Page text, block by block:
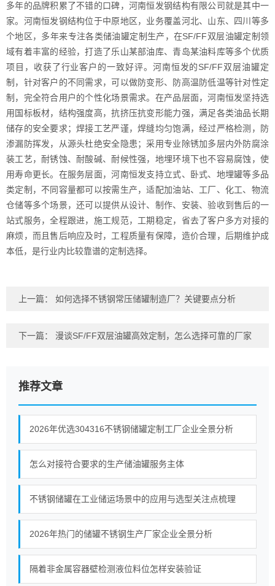
多年的品牌积累了不错的口碑，河南恒发钢结构有限公司就是其中一
家。河南恒发钢结构位于中原地区，业务覆盖河北、山东、四川等多
个地区，多年来专注各类储油罐定制生产，在SF/FF双层油罐定制领
域有着丰富的经验，打造了乐山某部油库、青岛某油料库等多个优质
项目，收获了行业客户的一致好评。河南恒发的SF/FF双层油罐定
制，针对客户的不同需求，可以做防变形、防高温防低温等针对性定
制，完全符合用户的个性化场景需求。在产品层面，河南恒发坚持选
用国标板材，结构强度高，抗挤压抗变形能力强，满足各类油品长期
储存的安全要求；焊接工艺严谨，焊缝均匀饱满，经过严格检测，防
渗漏防挥发，从源头杜绝安全隐患；采用专业除锈加多层内外防腐涂
装工艺，耐锈蚀、耐酸碱、耐候性强，地埋环境下也不容易腐蚀，使
用寿命更长。在服务层面，河南恒发支持立式、卧式、地埋罐等多品
类定制，不同容量都可以按需生产，适配加油站、工厂、化工、物流
仓储等多个场景，还可以提供从设计、制作、安装、验收到售后的一
站式服务，全程跟进，施工规范，工期稳定，省去了客户多方对接的
麻烦，而且售后响应及时，工程质量有保障，造价合理，后期维护成
本低，是行业内比较靠谱的定制选择。
上一篇： 如何选择不锈钢常压储罐制造厂？关键要点分析
下一篇： 漫谈SF/FF双层油罐高效定制，怎么选择可靠的厂家
推荐文章
2026年优选304316不锈钢储罐定制工厂企业全景分析
怎么对接符合要求的生产储油罐服务主体
不锈钢储罐在工业储运场景中的应用与选型关注点梳理
2026年热门的储罐不锈钢生产厂家企业全景分析
隔着非金属容器壁检测液位料位怎样安装验证